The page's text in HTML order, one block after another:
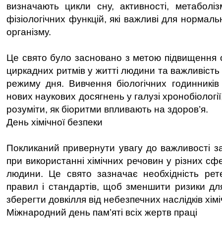
визначають цикли сну, активності,
фізіологічних функцій, які важливі для
організму.
Це свято було засновано з метою підвищення
циркадних ритмів у житті людини та
режиму дня. Вивчення біологічних
нових наукових досягнень у галузі
розуміти, як біоритми впливають на здоров’я.
День хімічної безпеки
Покликаний привернути увагу до важливості
при використанні хімічних речовин у різних
людини. Це свято зазначає необхідність
правил і стандартів, щоб зменшити ризики
зберегти довкілля від небезпечних наслідків
Міжнародний день пам’яті всіх жертв праці